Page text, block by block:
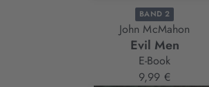
BAND 2
John McMahon
Evil Men
E-Book
9,99 €